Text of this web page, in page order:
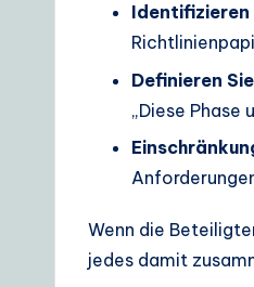
Identifizieren
Definieren
„Diese
Wenn die
jedes damit